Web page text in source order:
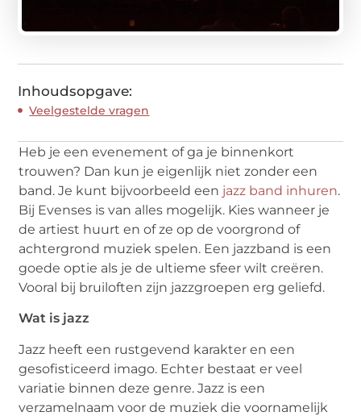
Inhoudsopgave:
Veelgestelde vragen
Heb je een evenement of ga je binnenkort
trouwen? Dan kun je eigenlijk niet zonder een
band. Je kunt bijvoorbeeld een jazz band inhuren.
Bij Evenses is van alles mogelijk. Kies wanneer je
de artiest huurt en of ze op de voorgrond of
achtergrond muziek spelen. Een jazzband is een
goede optie als je de ultieme sfeer wilt creëren.
Vooral bij bruiloften zijn jazzgroepen erg geliefd.
Wat is jazz
Jazz heeft een rustgevend karakter en een
gesofisticeerd imago. Echter bestaat er veel
variatie binnen deze genre. Jazz is een
verzamelnaam voor de muziek die voornamelijk